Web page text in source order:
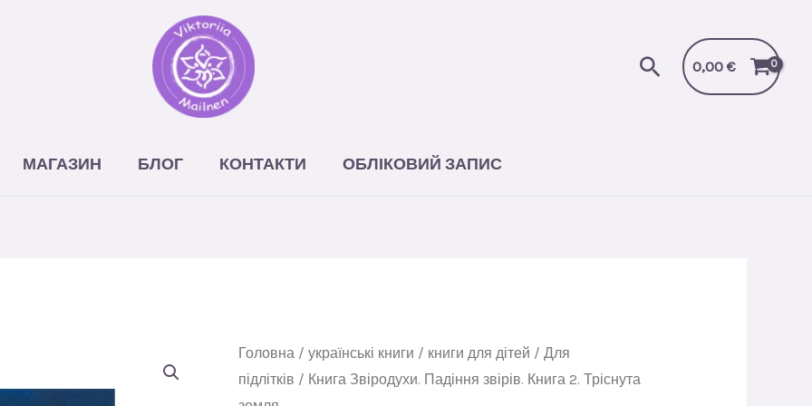
Пошук
0,00 €
МАГАЗИН БЛОГ КОНТАКТИ ОБЛІКОВИЙ ЗАПИС
Головна/ українські книги / книги для дітей / Для
підлітків / Книга Звіродухи. Падіння звірів. Книга 2. Тріснута
Книга
Звіродухи.
кількість